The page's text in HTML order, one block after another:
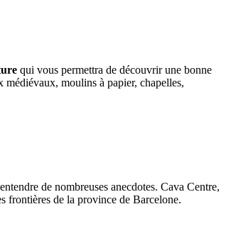
qui vous permettra de découvrir une bonne
médiévaux, moulins à papier, chapelles,
de nombreuses anecdotes. Cava Centre,
frontières de la province de Barcelone.